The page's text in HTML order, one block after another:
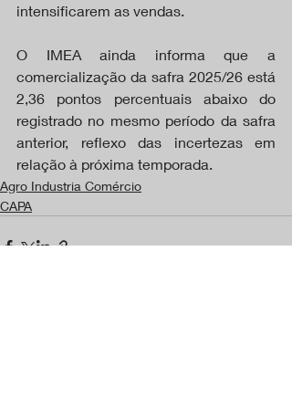
intensificarem as vendas.
O IMEA ainda informa que a
comercialização da safra 2025/26 está
2,36 pontos percentuais abaixo do
registrado no mesmo período da safra
anterior, reflexo das incertezas em
relação à próxima temporada.
Agro Industria Comércio
CAPA